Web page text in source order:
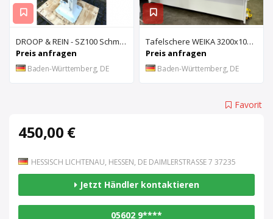
DROOP & REIN - SZ100 Schmiernutenziehmaschine
Preis anfragen
Baden-Württemberg, DE
Tafelschere WEIKA 3200x10mm
Preis anfragen
Baden-Württemberg, DE
Favorit
450,00 €
HESSISCH LICHTENAU, HESSEN, DE DAIMLERSTRASSE 7 37235
Jetzt Händler kontaktieren
05602 9****